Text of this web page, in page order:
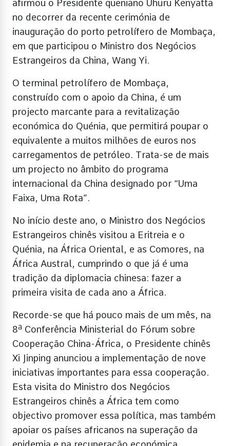
afirmou o Presidente queniano Uhuru Kenyatta
no decorrer da recente cerimónia de
inauguração do porto petrolífero de Mombaça,
em que participou o Ministro dos Negócios
Estrangeiros da China, Wang Yi.
O terminal petrolífero de Mombaça,
construído com o apoio da China, é um
projecto marcante para a revitalização
económica do Quénia, que permitirá poupar o
equivalente a muitos milhões de euros nos
carregamentos de petróleo. Trata-se de mais
um projecto no âmbito do programa
internacional da China designado por “Uma
Faixa, Uma Rota”.
No início deste ano, o Ministro dos Negócios
Estrangeiros chinês visitou a Eritreia e o
Quénia, na África Oriental, e as Comores, na
África Austral, cumprindo o que já é uma
tradição da diplomacia chinesa: fazer a
primeira visita de cada ano a África.
Recorde-se que há pouco mais de um mês, na
8ª Conferência Ministerial do Fórum sobre
Cooperação China-África, o Presidente chinês
Xi Jinping anunciou a implementação de nove
iniciativas importantes para essa cooperação.
Esta visita do Ministro dos Negócios
Estrangeiros chinês a África tem como
objectivo promover essa política, mas também
apoiar os países africanos na superação da